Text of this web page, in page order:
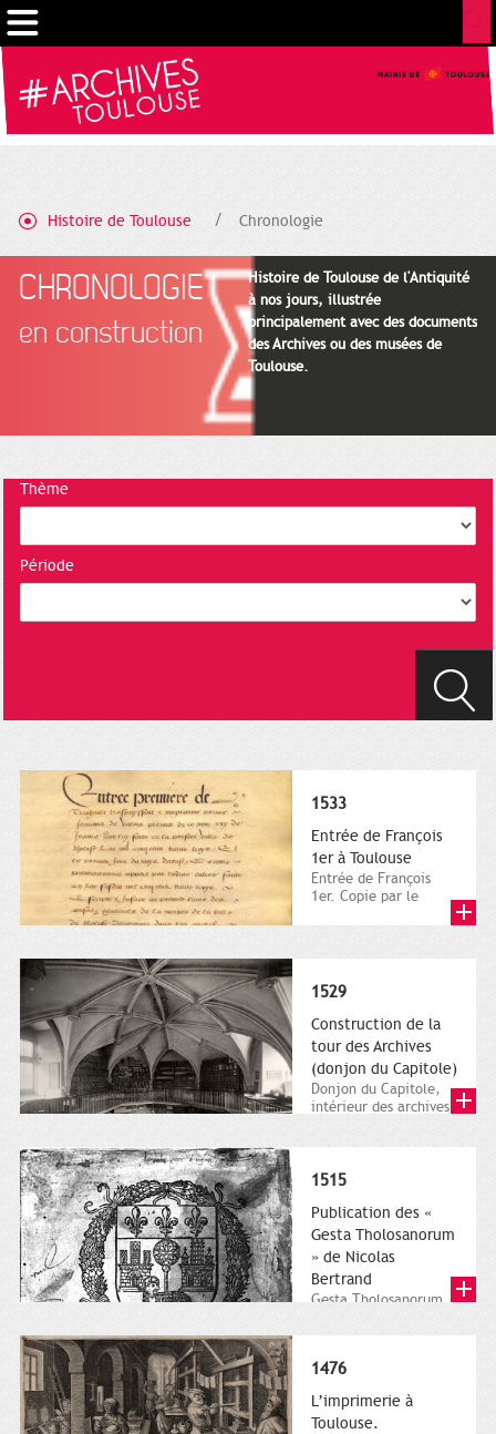
Histoire de Toulouse Chronologie
CHRONOLOGIE
en construction
Histoire de Toulouse de l'Antiquité
à nos jours, illustrée
principalement avec des documents
des Archives ou des musées de
Toulouse.
Thème
Période
1533
Entrée de François
1er à Toulouse
Entrée de François
1er. Copie par le
1529
Construction de la
tour des Archives
(donjon du Capitole)
Donjon du Capitole,
intérieur des archives
1515
Publication des «
Gesta Tholosanorum
» de Nicolas
Bertrand
Gesta Tholosanorum
Nicolaum Bertransi.
Grandjean,...
1476
L’imprimerie à
Toulouse.
Gestion de vos préférences sur les cookies